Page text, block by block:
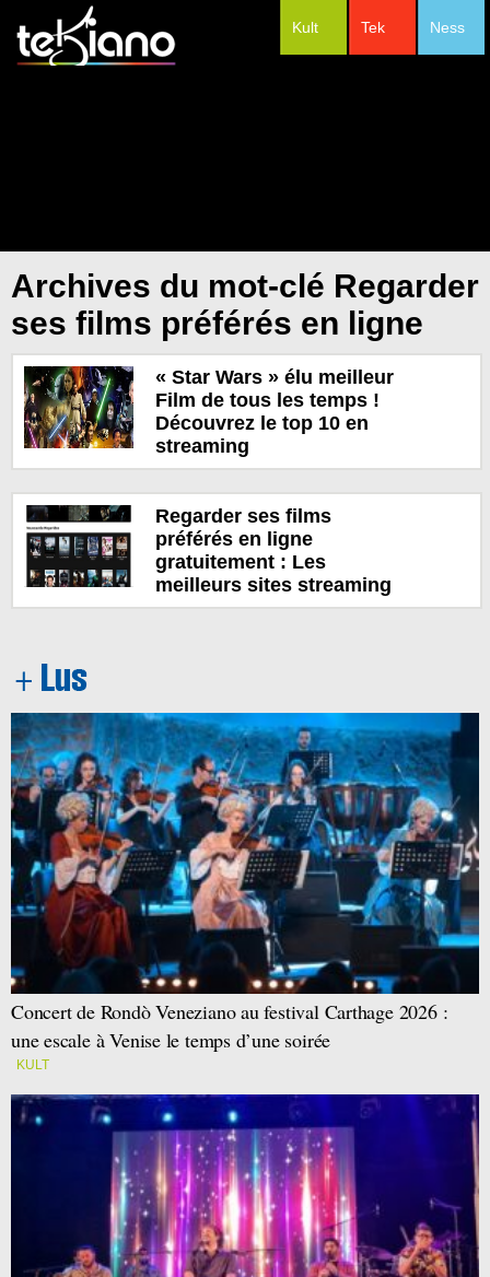
Ness
Tek
Kult
Archives du mot-clé Regarder
ses films préférés en ligne
« Star Wars » élu meilleur
Film de tous les temps !
Découvrez le top 10 en
streaming
Regarder ses films
préférés en ligne
gratuitement : Les
meilleurs sites streaming
Concert de Rondò Veneziano au festival Carthage 2026 :
une escale à Venise le temps d’une soirée
KULT